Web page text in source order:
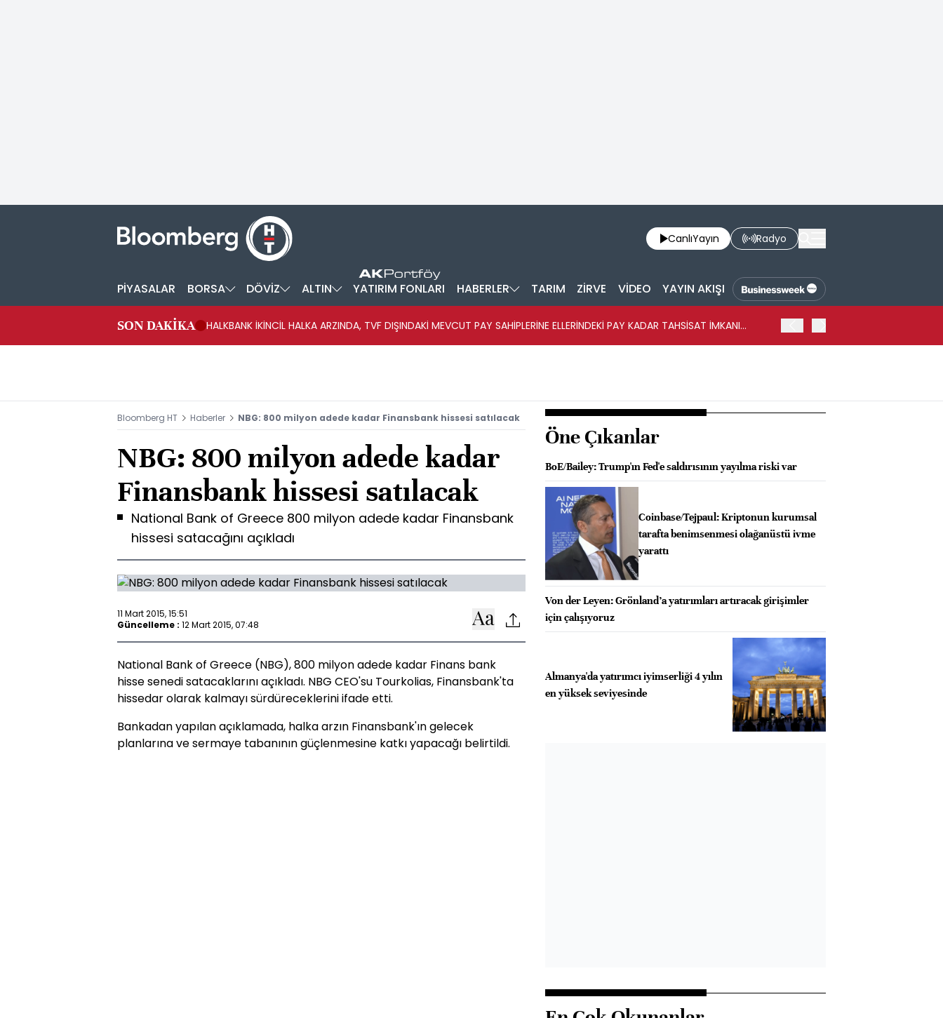
CanlıYayın Radyo
PİYASALAR BORSA DÖVİZ ALTIN YATIRIM FONLARI HABERLER TARIM ZİRVE VİDEO YAYIN AKIŞI
SON DAKİKA
HALKBANK İKİNCİL HALKA ARZINDA, TVF DIŞINDAKİ MEVCUT PAY SAHİPLERİNE ELLERİNDEKİ PAY KADAR TAHSİSAT İMKANI
Bloomberg HT Haberler NBG: 800 milyon adede kadar Finansbank hissesi satılacak
NBG: 800 milyon adede kadar
Finansbank hissesi satılacak
National Bank of Greece 800 milyon adede kadar Finansbank
hissesi satacağını açıkladı
11 Mart 2015, 15:51
Güncelleme : 12 Mart 2015, 07:48
National Bank of Greece (NBG), 800 milyon adede kadar Finans bank
hisse senedi satacaklarını açıkladı. NBG CEO'su Tourkolias, Finansbank'ta
hissedar olarak kalmayı sürdüreceklerini ifade etti.
Bankadan yapılan açıklamada, halka arzın Finansbank'ın gelecek
planlarına ve sermaye tabanının güçlenmesine katkı yapacağı belirtildi.
Öne Çıkanlar
BoE/Bailey: Trump'ın Fed'e saldırısının yayılma riski var
Coinbase/Tejpaul: Kriptonun kurumsal
tarafta benimsenmesi olağanüstü ivme
yarattı
Von der Leyen: Grönland’a yatırımları artıracak girişimler
için çalışıyoruz
Almanya'da yatırımcı iyimserliği 4 yılın
en yüksek seviyesinde